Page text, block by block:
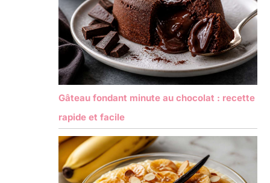
Gâteau fondant minute au chocolat : recette
rapide et facile